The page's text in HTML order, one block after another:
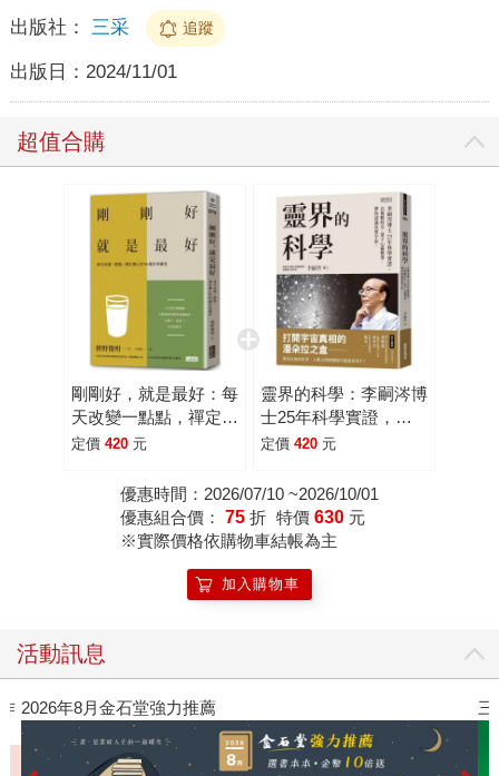
出版社： 三采 追蹤
出版日： 2024/11/01
超值合購
剛剛好，就是最好：每
天改變一點點，禪定養
心的98個日常練習
定價 420 元
靈界的科學：李嗣涔博
士25年科學實證，以
複數時空、量子心靈模
定價 420 元
優惠時間：2026/07/10 ~2026/10/01
優惠組合價： 75 折 特價 630 元
※實際價格依購物車結帳為主
加入購物車
活動訊息
三采童書滿額送防水袋